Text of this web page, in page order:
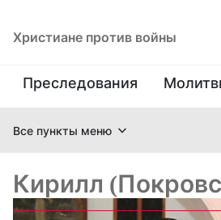
Христиане против войны
Преследования
Все пункты меню
Кирилл